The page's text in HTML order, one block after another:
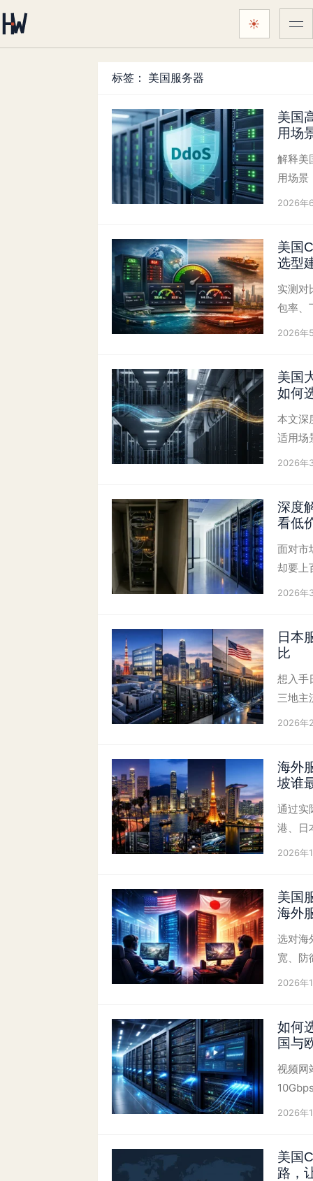
颜色主题：
☀跟随系统 菜
标签： 美国服务器
美国
用场
解释美
用场景
2026年
美国
选型
实测对
包率、
2026年
美国
如何
本文深
适用场
2026年
深度
看低
面对市
却要上
2026年
日本
比
想入手
三地主
2026年
海外
坡谁
通过实
港、日
2026年
美国
海外
选对海
宽、防
2026年
如何
国与
视频网
2026年
美国
路，